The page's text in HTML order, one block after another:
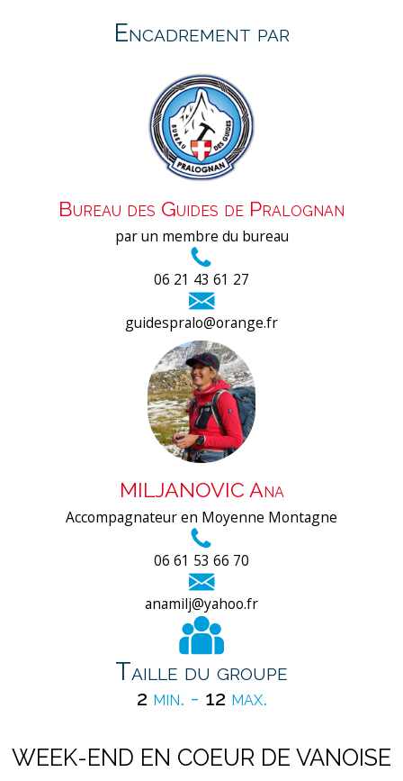
Encadrement par
Bureau des Guides de Pralognan
par un membre du bureau
06 21 43 61 27
guidespralo@orange.fr
MILJANOVIC Ana
Accompagnateur en Moyenne Montagne
06 61 53 66 70
anamilj@yahoo.fr
Taille du groupe
2 min. - 12 max.
WEEK-END EN COEUR DE VANOISE